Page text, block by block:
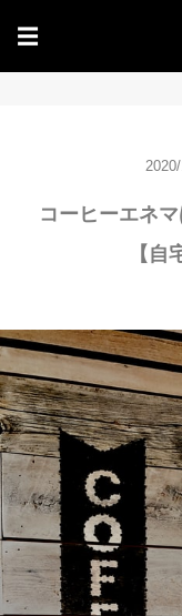
☰
コーヒーエネ
【自